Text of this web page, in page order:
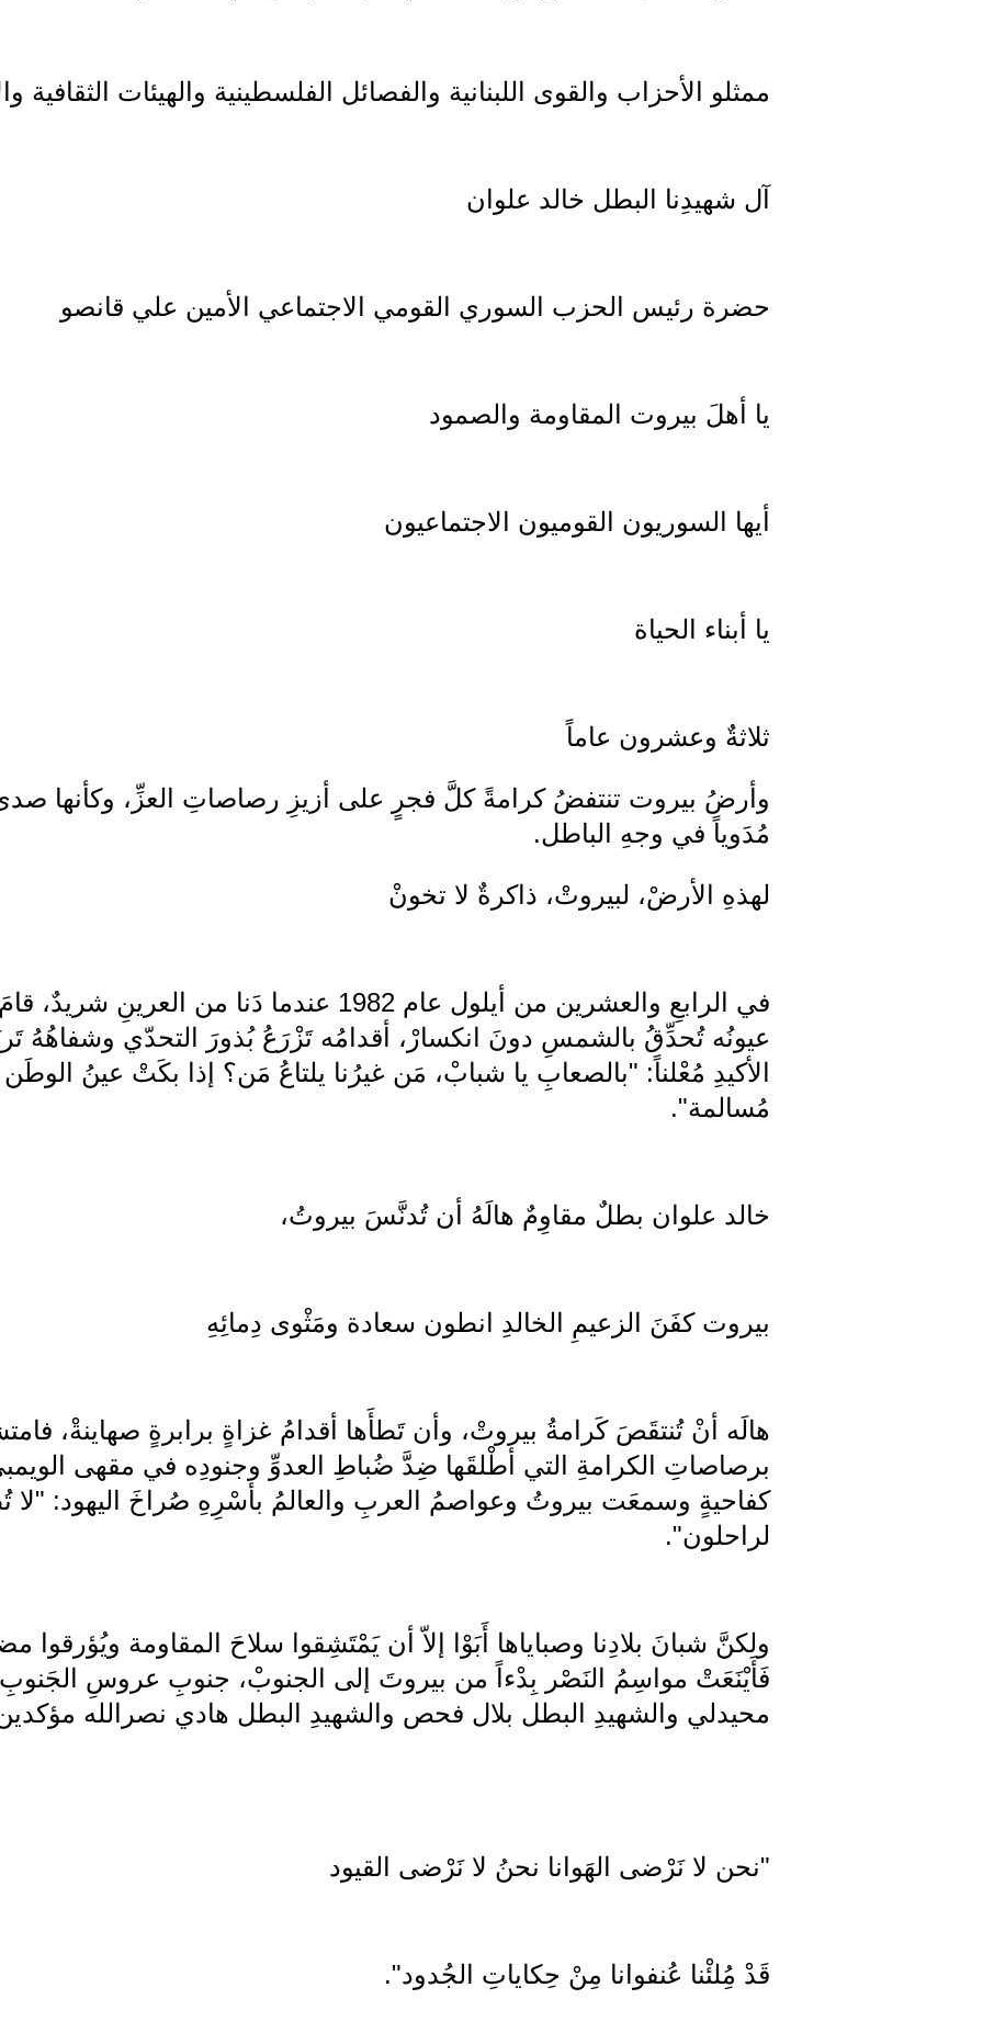
ممثلو الأحزاب والقوى اللبنانية والفصائل الفلسطينية والهيئات الثقافية
آل شهيدِنا البطل خالد علوان
حضرة رئيس الحزب السوري القومي الاجتماعي الأمين علي قانصو
يا أهلَ بيروت المقاومة والصمود
أيها السوريون القوميون الاجتماعيون
يا أبناء الحياة
ثلاثةٌ وعشرون عاماً
وأرضُ بيروت تنتفضُ كرامةً كلَّ فجرٍ على أزيزِ رصاصاتِ العزِّ، وكأنها
مُدَوياً في وجهِ الباطل.
لهذهِ الأرضْ، لبيروتْ، ذاكرةٌ لا تخونْ
في الرابعِ والعشرين من أيلول عام 1982 عندما دَنا
عيونُه تُحدِّقُ بالشمسِ دونَ انكسارْ، أقدامُه تَزْرَعُ بُذورَ التحدّي وشفاهُهُ
الأكيدِ مُعْلناً: "بالصعابِ يا شبابْ، مَن غيرُنا يلتاعُ مَن؟ إذا بكَتْ عينُ الوطَن
مُسالمة".
خالد علوان بطلٌ مقاوِمٌ هالَهُ أن تُدنَّسَ بيروتُ،
بيروت كفَنَ الزعيمِ الخالدِ انطون سعادة ومَثْوى دِمائِهِ
هالَه أنْ تُنتقَصَ كَرامةُ بيروتْ، وأن تَطأَها أقدامُ غزاةٍ برابرةٍ صهاينةْ،
برصاصاتِ الكرامةِ التي أطْلقَها ضِدَّ ضُباطِ العدوِّ وجنودِه في مقهى
كفاحيةٍ وسمعَت بيروتُ وعواصمُ العربِ والعالمُ بأسْرِهِ صُراخَ اليهود: "لا
لراحلون".
ولكنَّ شبانَ بلادِنا وصباياها أَبَوْا إلاّ أن يَمْتَشِقوا سلاحَ المقاومة ويُؤرقوا
فَأَيْنَعَتْ مواسِمُ النَصْر بِدْءاً من بيروتَ إلى الجنوبْ، جنوبِ عروسِ الجَنوبِ
محيدلي والشهيدِ البطل بلال فحص والشهيدِ البطل هادي نصرالله
"نحن لا نَرْضى الهَوانا نحنُ لا نَرْضى القيود
قَدْ مُِلئْنا عُنفوانا مِنْ حِكاياتِ الجُدود".